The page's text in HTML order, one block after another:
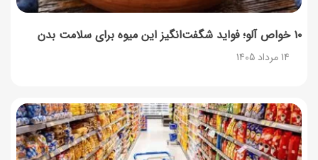
۱۰ خواص آلو؛ فواید شگفت‌انگیز این میوه برای سلامت بدن
14 مرداد 1405